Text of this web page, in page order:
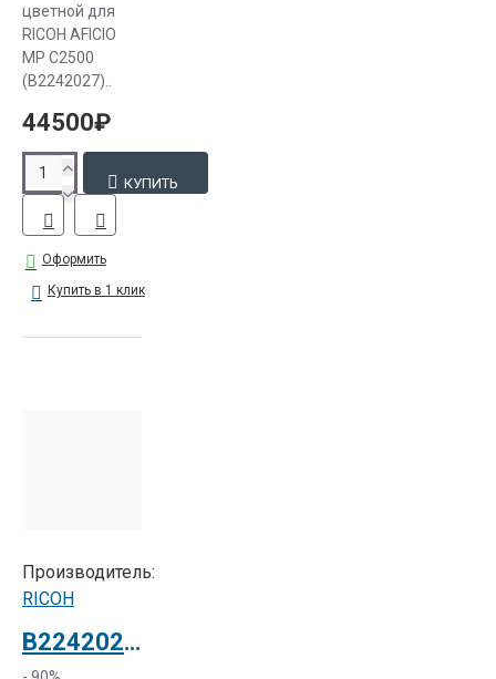
цветной для
RICOH AFICIO
MP C2500
(B2242027)..
44500₽
КУПИТЬ
Оформить
Купить в 1 клик
Производитель:
RICOH
B2242027 Блок фотобарабана цветной для Aficio MP C2500 (old B2232027)